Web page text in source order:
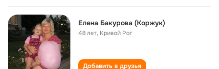
Елена Бакурова (Коржук)
48 лет, Кривой Рог
Добавить в друзья